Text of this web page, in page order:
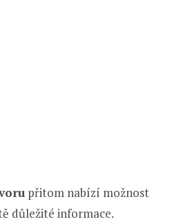
přitom nabízí možnost
důležité informace.